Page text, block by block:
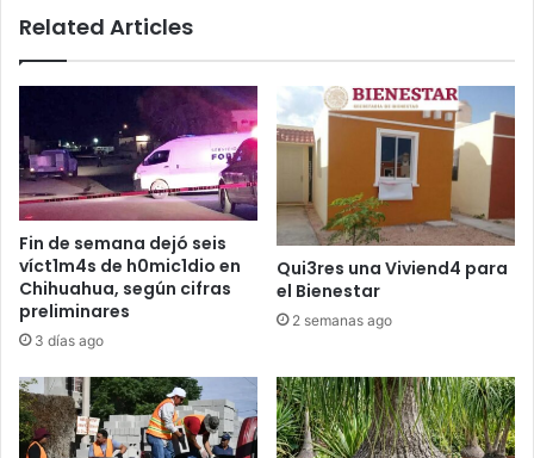
Related Articles
Fin de semana dejó seis
víct1m4s de h0mic1dio en
Chihuahua, según cifras
preliminares
3 días ago
Qui3res una Viviend4 para
el Bienestar
2 semanas ago